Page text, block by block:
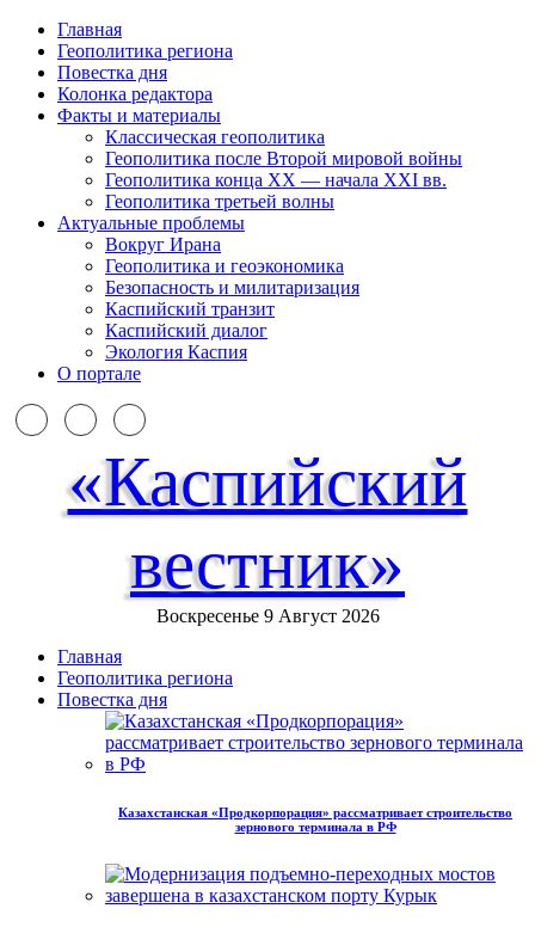
Главная
Геополитика региона
Повестка дня
Колонка редактора
Факты и материалы
Классическая геополитика
Геополитика после Второй мировой войны
Геополитика конца XX — начала XXI вв.
Геополитика третьей волны
Актуальные проблемы
Вокруг Ирана
Геополитика и геоэкономика
Безопасность и милитаризация
Каспийский транзит
Каспийский диалог
Экология Каспия
О портале
«Каспийский
вестник»
Воскресенье 9 Август 2026
Главная
Геополитика региона
Повестка дня
Казахстанская «Продкорпорация» рассматривает строительство
зернового терминала в РФ